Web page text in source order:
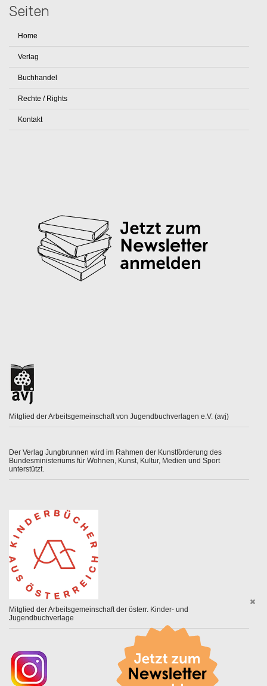
Seiten
Home
Verlag
Buchhandel
Rechte / Rights
Kontakt
Mitglied der Arbeitsgemeinschaft von Jugendbuchverlagen e.V. (avj)
Der Verlag Jungbrunnen wird im Rahmen der Kunstförderung des
Bundesministeriums für Wohnen, Kunst, Kultur, Medien und Sport
unterstützt.
Mitglied der Arbeitsgemeinschaft der österr. Kinder- und
Jugendbuchverlage